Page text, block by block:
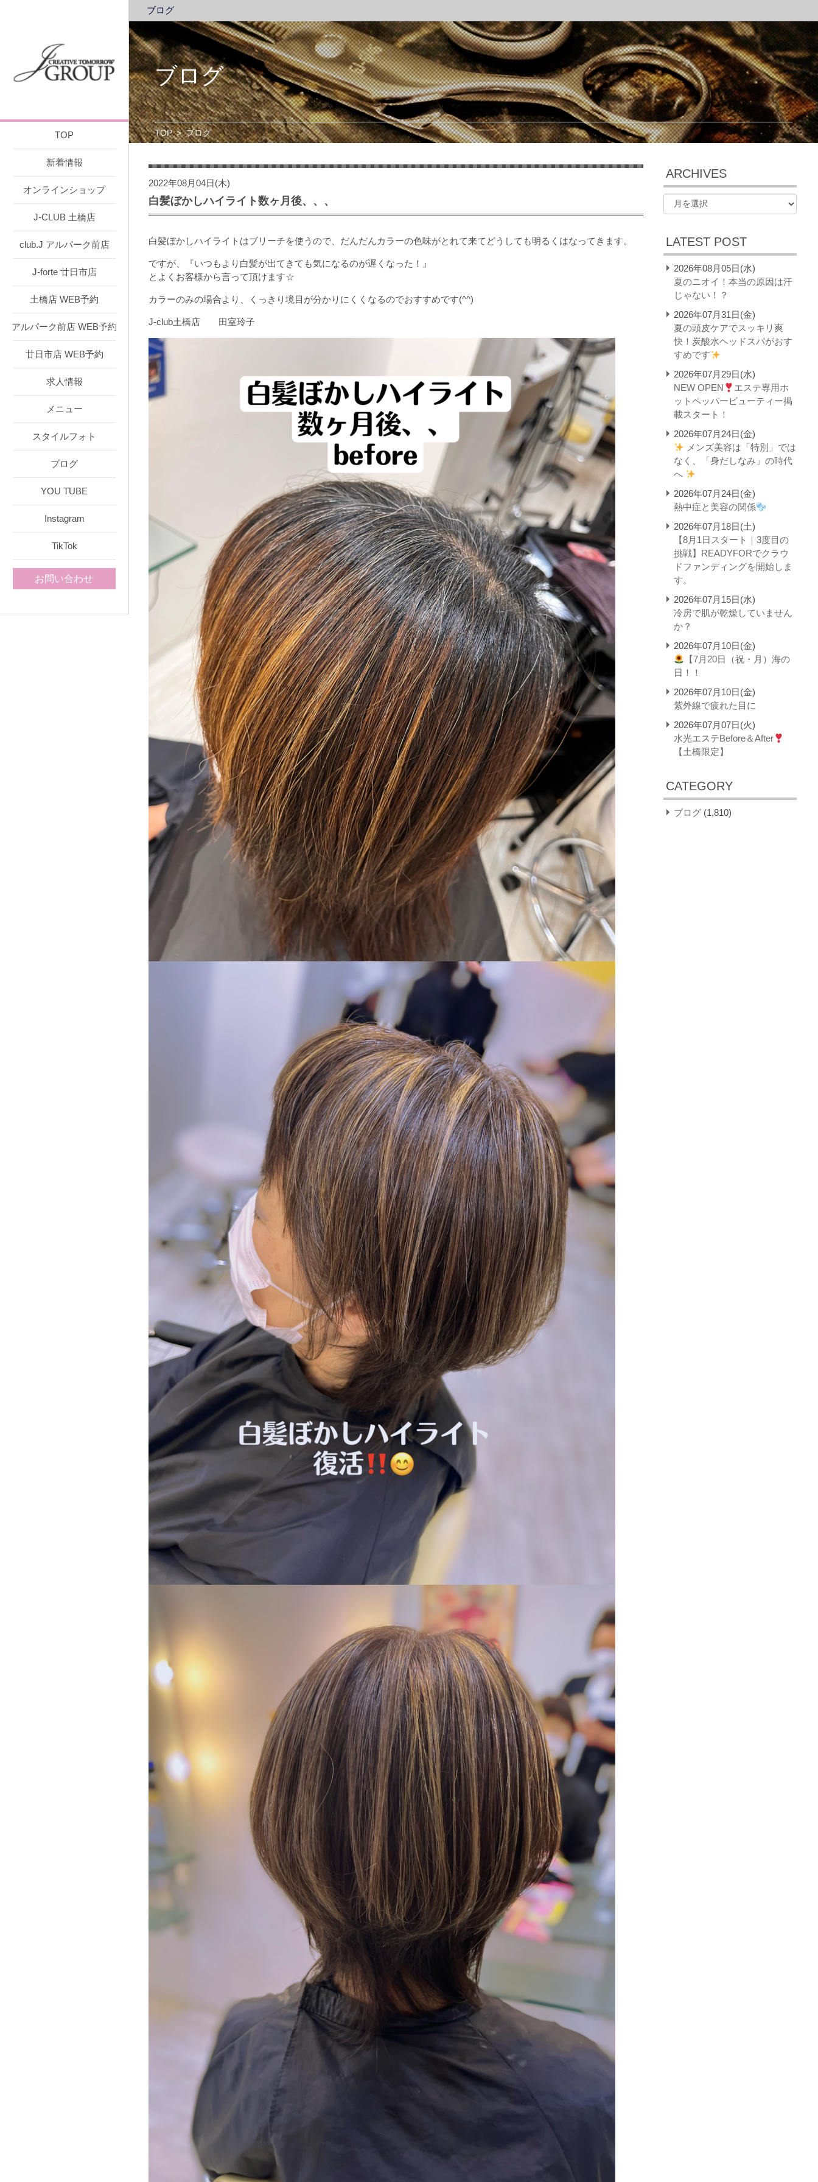
TOP
新着情報
オンラインショップ
J-CLUB 土橋店
club.J アルパーク前店
J-forte 廿日市店
土橋店 WEB予約
アルパーク前店 WEB予約
廿日市店 WEB予約
求人情報
メニュー
スタイルフォト
ブログ
YOU TUBE
Instagram
TikTok
お問い合わせ
ブログ
ブログ
TOP>ブログ
2022年08月04日(木)
白髪ぼかしハイライト数ヶ月後、、、
白髪ぼかしハイライトはブリーチを使うので、だんだんカラーの色味がとれて来てどうしても明るくはなってきます。
ですが、『いつもより白髪が出てきても気になるのが遅くなった！』
とよくお客様から言って頂けます☆
カラーのみの場合より、くっきり境目が分かりにくくなるのでおすすめです(^^)
J-club土橋店 田室玲子
ARCHIVES
LATEST POST
2026年08月05日(水)
夏のニオイ！本当の原因は汗
じゃない！？
2026年07月31日(金)
夏の頭皮ケアでスッキリ爽
快！炭酸水ヘッドスパがおす
すめです
2026年07月29日(水)
NEW OPEN
エステ専用ホ
ットペッパービューティー掲
載スタート！
2026年07月24日(金)
メンズ美容は「特別」では
なく、「身だしなみ」の時代
へ
2026年07月24日(金)
熱中症と美容の関係
2026年07月18日(土)
【8月1日スタート｜3度目の
挑戦】READYFORでクラウ
ドファンディングを開始しま
す。
2026年07月15日(水)
冷房で肌が乾燥していません
か？
2026年07月10日(金)
【7月20日（祝・月）海の
日！！
2026年07月10日(金)
紫外線で疲れた目に
2026年07月07日(火)
水光エステBefore＆After
【土橋限定】
CATEGORY
ブログ(1,810)